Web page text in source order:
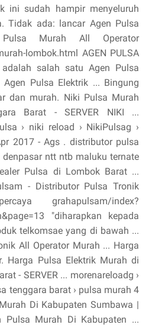
ini sudah hampir menyeluruh
Tidak ada: lancar Agen Pulsa
Murah All Operator
lombok.html AGEN PULSA
adalah salah satu Agen Pulsa
Pulsa Elektrik ... Bingung
dan murah. Niki Pulsa Murah
Barat - SERVER NIKI ...
› niki reload › NikiPulsag ›
2017 - Ags . distributor pulsa
ntt ntb maluku ternate
Pulsa di Lombok Barat ...
- Distributor Pulsa Tronik
grahapulsam/index?
"diharapkan kepada
telkomsae yang di bawah ...
All Operator Murah ... Harga
Harga Pulsa Elektrik Murah di
- SERVER ... morenareloadg ›
tenggara barat › pulsa murah 4
Di Kabupaten Sumbawa |
Pulsa Murah Di Kabupaten ...